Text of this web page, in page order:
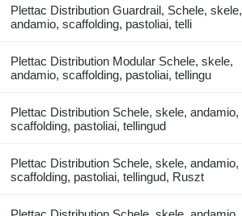
Plettac Distribution Guardrail, Schele, skele,
andamio, scaffolding, pastoliai, telli
Plettac Distribution Modular Schele, skele,
andamio, scaffolding, pastoliai, tellingu
Plettac Distribution Schele, skele, andamio,
scaffolding, pastoliai, tellingud
Plettac Distribution Schele, skele, andamio,
scaffolding, pastoliai, tellingud, Ruszt